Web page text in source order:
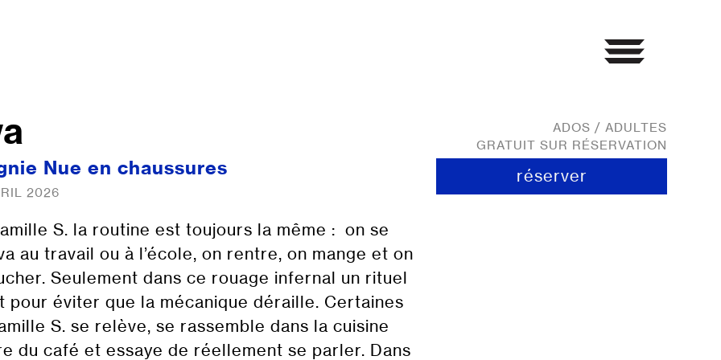
Nue en chaussures
2026
S. la routine est toujours la même : on se
au travail ou à l’école, on rentre, on mange et on
Seulement dans ce rouage infernal un rituel
pour éviter que la mécanique déraille. Certaines
S. se relève, se rassemble dans la cuisine
du café et essaye de réellement se parler. Dans
ADOS / ADULTES
GRATUIT SUR RÉSERVATION
réserver